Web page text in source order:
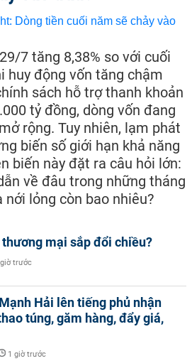
7 tăng 8,38% so với cuối
huy động vốn tăng chậm
sách hỗ trợ thanh khoản
tỷ đồng, dòng vốn đang
rộng. Tuy nhiên, lạm phát
biến số giới hạn khả năng
biến này đặt ra câu hỏi lớn:
về đâu trong những tháng
lỏng còn bao nhiêu?
thương mại sắp đổi chiều?
trước
Hải lên tiếng phủ nhận
túng, găm hàng, đẩy giá,
1 giờ trước